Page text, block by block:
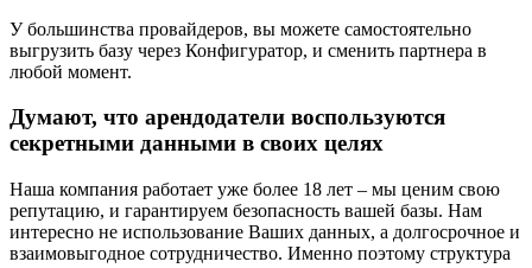
У большинства провайдеров, вы можете самостоятельно
выгрузить базу через Конфигуратор, и сменить партнера в
любой момент.
Думают, что арендодатели воспользуются
секретными данными в своих целях
Наша компания работает уже более 18 лет – мы ценим свою
репутацию, и гарантируем безопасность вашей базы. Нам
интересно не использование Ваших данных, а долгосрочное и
взаимовыгодное сотрудничество. Именно поэтому структура